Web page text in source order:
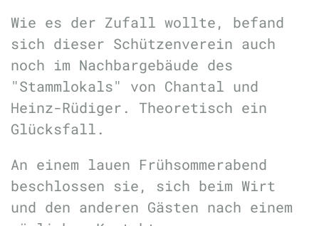
Wie es der Zufall wollte, befand
sich dieser Schützenverein auch
noch im Nachbargebäude des
"Stammlokals" von Chantal und
Heinz-Rüdiger. Theoretisch ein
Glücksfall.
An einem lauen Frühsommerabend
beschlossen sie, sich beim Wirt
und den anderen Gästen nach einem